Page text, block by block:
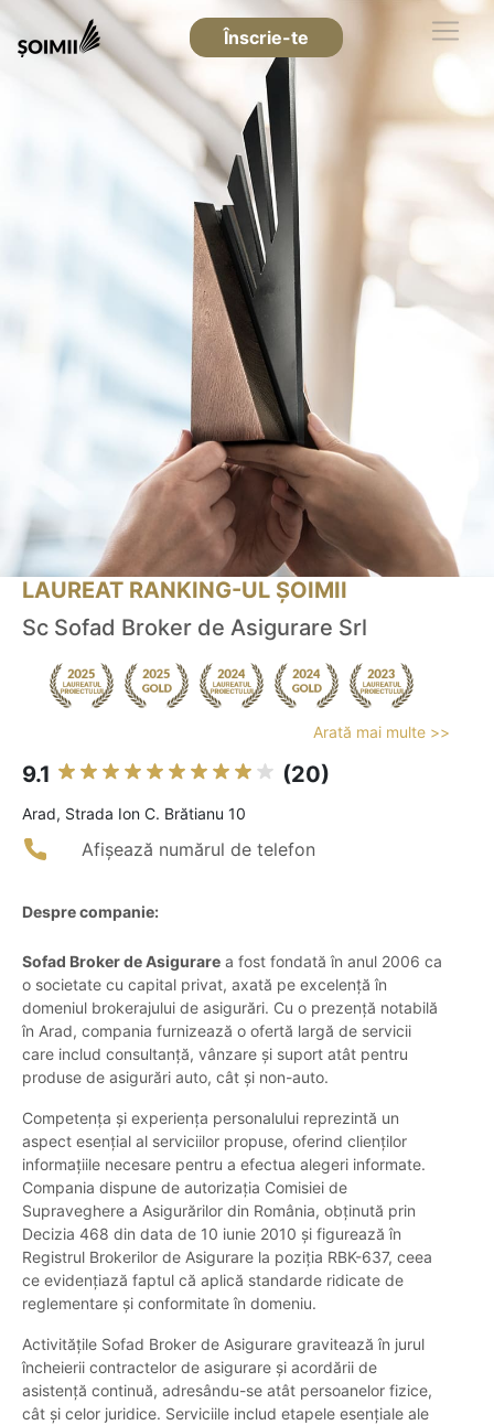
Înscrie-te
LAUREAT RANKING-UL ȘOIMII
Sc Sofad Broker de Asigurare Srl
Arată mai multe >>
9.1 (20)
Arad, Strada Ion C. Brătianu 10
Afișează numărul de telefon
Despre companie:
Sofad Broker de Asigurare a fost fondată în anul 2006 ca
o societate cu capital privat, axată pe excelență în
domeniul brokerajului de asigurări. Cu o prezență notabilă
în Arad, compania furnizează o ofertă largă de servicii
care includ consultanță, vânzare și suport atât pentru
produse de asigurări auto, cât și non-auto.
Competența și experiența personalului reprezintă un
aspect esențial al serviciilor propuse, oferind clienților
informațiile necesare pentru a efectua alegeri informate.
Compania dispune de autorizația Comisiei de
Supraveghere a Asigurărilor din România, obținută prin
Decizia 468 din data de 10 iunie 2010 și figurează în
Registrul Brokerilor de Asigurare la poziția RBK-637, ceea
ce evidențiază faptul că aplică standarde ridicate de
reglementare și conformitate în domeniu.
Activitățile Sofad Broker de Asigurare gravitează în jurul
încheierii contractelor de asigurare și acordării de
asistență continuă, adresându-se atât persoanelor fizice,
cât și celor juridice. Serviciile includ etapele esențiale ale